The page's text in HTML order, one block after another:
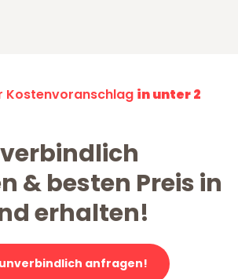
Kostenvoranschlag in unter 2
& besten Preis in
erhalten!
anfragen!